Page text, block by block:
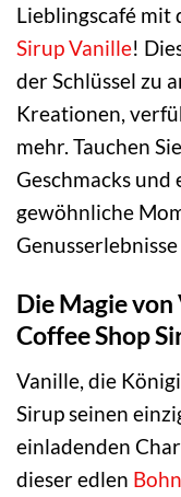
Lieblingscafé mit
SirupVanille!
der Schlüssel zu
Kreationen,
mehr. Tauchen
Geschmacks und
gewöhnliche
Die Magie
Coffee Shop
Vanille, die
Sirup seinen
einladenden
dieser edlen